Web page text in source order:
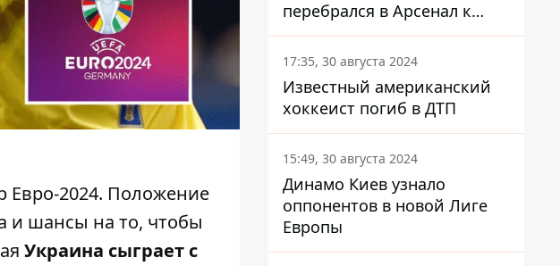
Евро-2024. Положение
и шансы на то, чтобы
Украина сыграет с
перебрался в Арсенал к
Зинченко
17:35, 30 августа 2024
Известный американский
хоккеист погиб в ДТП
15:49, 30 августа 2024
Динамо Киев узнало
оппонентов в новой Лиге
Европы